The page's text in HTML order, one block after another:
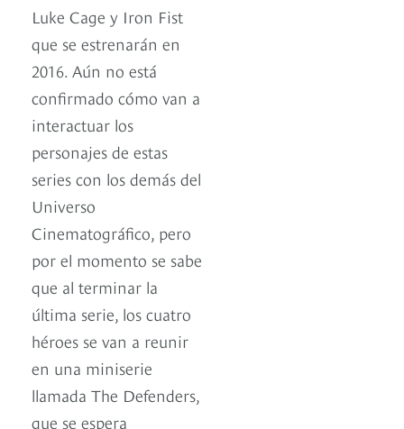
Luke Cage y Iron Fist
que se estrenarán en
2016. Aún no está
confirmado cómo van a
interactuar los
personajes de estas
series con los demás del
Universo
Cinematográfico, pero
por el momento se sabe
que al terminar la
última serie, los cuatro
héroes se van a reunir
en una miniserie
llamada The Defenders,
que se espera